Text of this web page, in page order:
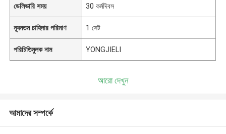
ডেলিভারি সময় 30 কর্মদিবস
ন্যূনতম চাহিদার পরিমাণ 1 সেট
পরিচিতিমুলক নাম YONGJIELI
আরো দেখুন
আমাদের সম্পর্কে